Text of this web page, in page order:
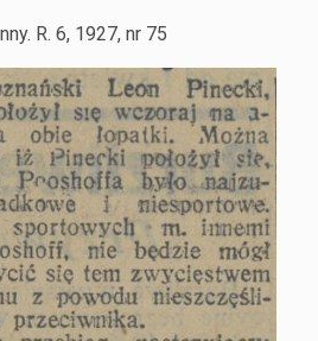
R. 6, 1927, nr 75